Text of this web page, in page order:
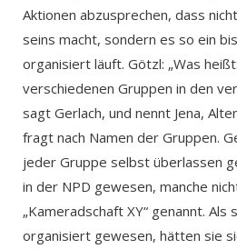
Aktionen abzusprechen, dass
seins macht, sondern es so ein
organisiert läuft. Götzl: „Was
verschiedenen Gruppen in den
sagt Gerlach, und nennt Jena,
fragt nach Namen der Gruppen.
jeder Gruppe selbst überlassen
in der NPD gewesen, manche
„Kameradschaft XY“ genannt.
organisiert gewesen, hätten sie